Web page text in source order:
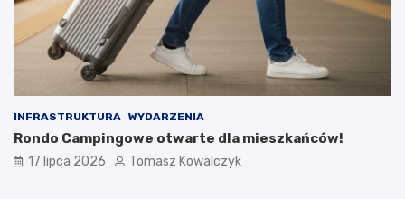
INFRASTRUKTURA WYDARZENIA
Rondo Campingowe otwarte dla mieszkańców!
17 lipca 2026 Tomasz Kowalczyk